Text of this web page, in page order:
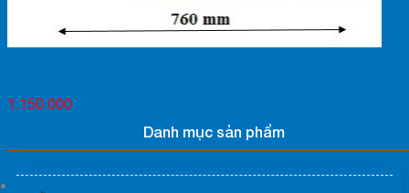
1.150.000
Danh mục sản phẩm